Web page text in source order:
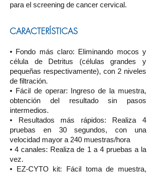
para el screening de cancer cervical.
CARACTERÍSTICAS
• Fondo más claro: Eliminando mocos y
célula de Detritus (células grandes y
pequeñas respectivamente), con 2 niveles
de filtración.
• Fácil de operar: Ingreso de la muestra,
obtención del resultado sin pasos
intermedios.
• Resultados más rápidos: Realiza 4
pruebas en 30 segundos, con una
velocidad mayor a 240 muestras/hora
• 4 canales: Realiza de 1 a 4 pruebas a la
vez.
• EZ-CYTO kit: Fácil toma de muestra,